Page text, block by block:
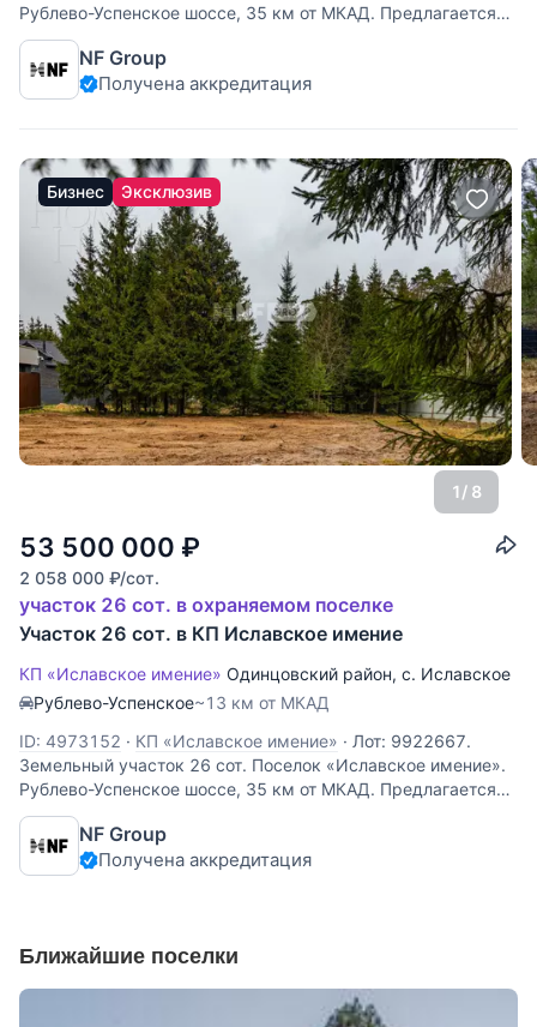
Рублево-Успенское шоссе, 35 км от МКАД. Предлагается
участок в красивом лесном поселке Иславское Имение.
Локация Рублевского шоссе с удобным выездом на
платную трассу. Участок
NF Group
Получена аккредитация
Бизнес Эксклюзив
1/ 8
53 500 000 ₽
2 058 000 ₽/сот.
участок 26 сот. в охраняемом поселке
Участок 26 сот. в КП Иславское имение
КП «Иславское имение» Одинцовский район, с. Иславское
Рублево-Успенское~13 км от МКАД
ID: 4973152 · КП «Иславское имение» · Лот: 9922667.
Земельный участок 26 cот. Поселок «Иславское имение».
Рублево-Успенское шоссе, 35 км от МКАД. Предлагается
участок в красивом лесном поселке Иславское Имение.
Локация Рублевского шоссе с удобным выездом на
платную трассу. Участок
NF Group
Получена аккредитация
Ближайшие поселки